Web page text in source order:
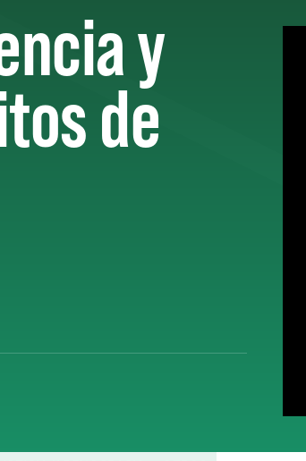
y
de